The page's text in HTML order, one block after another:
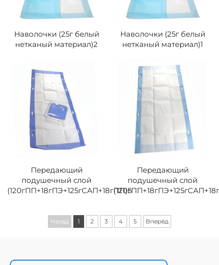
Наволочки (25г белый
нетканый материал)2
Наволочки (25г белый
нетканый материал)1
Передающий
подушечный слой
(120гПП+18гПЭ+125гСАП+18гПП)5
Передающий
подушечный слой
Назад 1 2 3 4 5 Вперёд